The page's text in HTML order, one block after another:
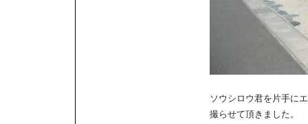
ソウシロウ君を片手に
撮らせて頂きました。